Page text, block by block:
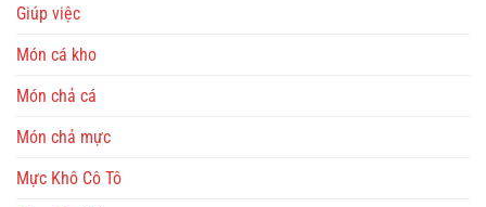
Giúp việc
Món cá kho
Món chả cá
Món chả mực
Mực Khô Cô Tô